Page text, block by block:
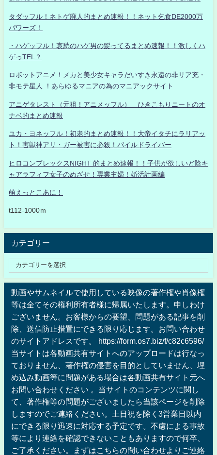
タダッフル！ネトゲ廃人的まとめ速報！！ネット乞食DE2000万
パワーズ！
・ハゲッフル！哀愁のハゲ男の髪ってるまとめ速報！！激しくハ
ゲっTEL？
ロボットアニメ！メカと美少女キャラだいすき永遠の非リア充・
非モテ星人 ！あらゆるマニアの為のマニアックサイト
アニゲタレスト（元祖！アニメッフル） ひきこもりニートのオ
ナベ的まとめ速報
ユカ・ヨネッフル！初老的まとめ速報！！大帝イタチにラリアッ
ト！害獣神アリ・ガー被害に必殺！パイルドライバー
ヒロコンプレックスNIGHT 的まとめ速報！！子供が欲しいど陰キ
ャアラフィフ女子のめざせ！専業主婦！婚活計画編
萌えっとこあに！
t112-1000ｍ
カテゴリー
動画やサムネイルで使用している映像の著作権や肖像権
等は全てその権利所有者様に帰属いたします。申しわけ
ございません。お客様からの要望、問題がある記事を削
除、送信防止措置にできる限り応じます。お問い合わせ
のサイトアドレスです。 https://form.os7.biz/f/c82c6596/
当サイトは各動画共有サイトへのアップロードは行なっ
ておりません、著作権の侵害を目的としていません、埋
め込み動画等に問題がある場合は各動画共有サイト元へ
お問い合わせください 。当サイトのコンテンツに関し
て、著作権等の問題がございましたら当該ページを削除
しますのでご連絡ください。土日祝を除く3営業日以内
にできる限り迅速に対応する予定です。不慮による事故
等により連絡を確認できないこともありますので何卒、
ご了承ください。まずはこちらの問い合わせよりご連絡